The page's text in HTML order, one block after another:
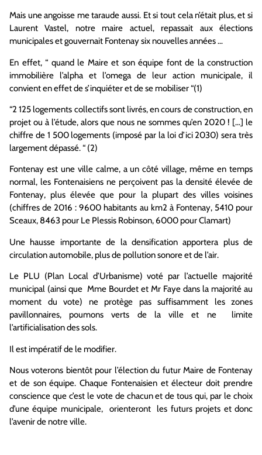
Mais une angoisse me taraude aussi. Et si tout cela n’était plus, et si
Laurent Vastel, notre maire actuel, repassait aux élections
municipales et gouvernait Fontenay six nouvelles années …
En effet, “ quand le Maire et son équipe font de la construction
immobilière l’alpha et l’omega de leur action municipale, il
convient en effet de s’inquiéter et de se mobiliser “(1)
“2 125 logements collectifs sont livrés, en cours de construction, en
projet ou à l’étude, alors que nous ne sommes qu’en 2020 ! […] le
chiffre de 1 500 logements (imposé par la loi d’ici 2030) sera très
largement dépassé. “ (2)
Fontenay est une ville calme, a un côté village, même en temps
normal, les Fontenaisiens ne perçoivent pas la densité élevée de
Fontenay, plus élevée que pour la plupart des villes voisines
(chiffres de 2016 : 9600 habitants au km2 à Fontenay, 5410 pour
Sceaux, 8463 pour Le Plessis Robinson, 6000 pour Clamart)
Une hausse importante de la densification apportera plus de
circulation automobile, plus de pollution sonore et de l’air.
Le PLU (Plan Local d’Urbanisme) voté par l’actuelle majorité
municipal (ainsi que Mme Bourdet et Mr Faye dans la majorité au
moment du vote) ne protège pas suffisamment les zones
pavillonnaires, poumons verts de la ville et ne limite
l’artificialisation des sols.
Il est impératif dele modifier.
Nous voterons bientôt pour l’élection du futur Maire de Fontenay
et de son équipe. Chaque Fontenaisien et électeur doit prendre
conscience que c’est le vote de chacun et de tous qui, par le choix
d’une équipe municipale, orienteront les futurs projets et donc
l’avenir de notre ville.